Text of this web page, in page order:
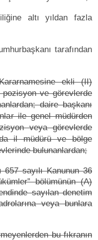
altı yıldan fazla
tarafından
ekli (II)
ve görevlerde
daire başkanı
ile genel müdürden
veya görevlerde
il müdürü ve bölge
bulunanlardan;
sayılı Kanunun 36
bölümünün (A)
sayılan denetim
veya bunlara
bu fıkranın